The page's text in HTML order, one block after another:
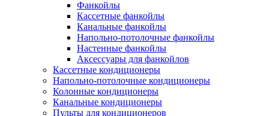
Фанкойлы
Кассетные фанкойлы
Канальные фанкойлы
Напольно-потолочные фанкойлы
Настенные фанкойлы
Аксессуары для фанкойлов
Кассетные кондиционеры
Напольно-потолочные кондиционеры
Колонные кондиционеры
Канальные кондиционеры
Пульты для кондиционеров